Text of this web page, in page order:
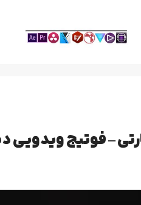
تصویر
– فوتیج ویدویی